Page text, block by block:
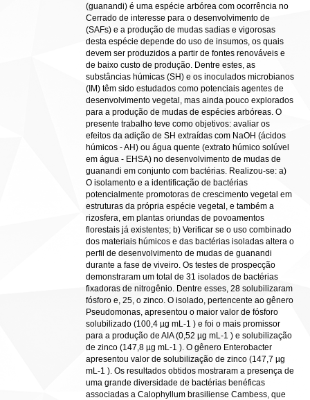
(guanandi) é uma espécie arbórea com ocorrência no
Cerrado de interesse para o desenvolvimento de
(SAFs) e a produção de mudas sadias e vigorosas
desta espécie depende do uso de insumos, os quais
devem ser produzidos a partir de fontes renováveis e
de baixo custo de produção. Dentre estes, as
substâncias húmicas (SH) e os inoculados microbianos
(IM) têm sido estudados como potenciais agentes de
desenvolvimento vegetal, mas ainda pouco explorados
para a produção de mudas de espécies arbóreas. O
presente trabalho teve como objetivos: avaliar os
efeitos da adição de SH extraídas com NaOH (ácidos
húmicos - AH) ou água quente (extrato húmico solúvel
em água - EHSA) no desenvolvimento de mudas de
guanandi em conjunto com bactérias. Realizou-se: a)
O isolamento e a identificação de bactérias
potencialmente promotoras de crescimento vegetal em
estruturas da própria espécie vegetal, e também a
rizosfera, em plantas oriundas de povoamentos
florestais já existentes; b) Verificar se o uso combinado
dos materiais húmicos e das bactérias isoladas altera o
perfil de desenvolvimento de mudas de guanandi
durante a fase de viveiro. Os testes de prospecção
demonstraram um total de 31 isolados de bactérias
fixadoras de nitrogênio. Dentre esses, 28 solubilizaram
fósforo e, 25, o zinco. O isolado, pertencente ao gênero
Pseudomonas, apresentou o maior valor de fósforo
solubilizado (100,4 µg mL-1 ) e foi o mais promissor
para a produção de AIA (0,52 µg mL-1 ) e solubilização
de zinco (147,8 µg mL-1 ). O gênero Enterobacter
apresentou valor de solubilização de zinco (147,7 µg
mL-1 ). Os resultados obtidos mostraram a presença de
uma grande diversidade de bactérias benéficas
associadas a Calophyllum brasiliense Cambess, que